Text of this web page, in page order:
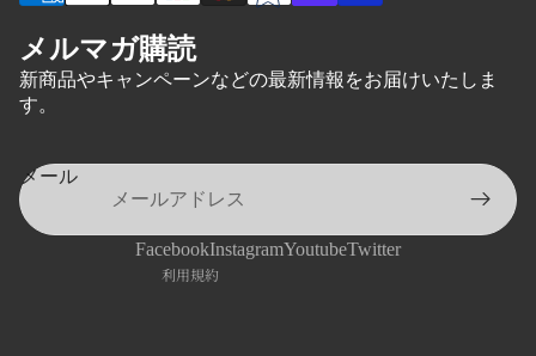
メルマガ購読
新商品やキャンペーンなどの最新情報をお届けいたしま
す。
メール
FacebookInstagramYoutubeTwitter
利用規約
プライバシーポリシー
特定商取引法に基づく表記
配送ポリシー
連絡先情報